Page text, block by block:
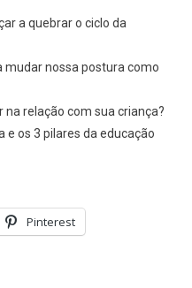
a quebrar o ciclo da
mudar nossa postura como
na relação com sua criança?
e os 3 pilares da educação
Pinterest